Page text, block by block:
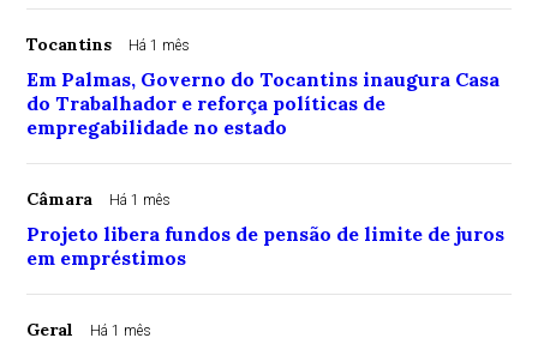
Tocantins Há 1 mês
Em Palmas, Governo do Tocantins inaugura Casa
do Trabalhador e reforça políticas de
empregabilidade no estado
Câmara Há 1 mês
Projeto libera fundos de pensão de limite de juros
em empréstimos
Geral Há 1 mês